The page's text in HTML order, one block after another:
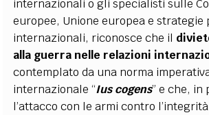
internazionali o gli specialisti sulle
europee, Unione europea e strategie
internazionali, riconosce che il
alla guerra nelle relazioni
contemplato da una norma
internazionale “Ius cogens” e che, in
l’attacco con le armi contro